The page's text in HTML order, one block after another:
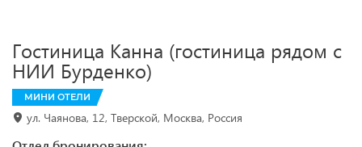
Гостиница Канна (гостиница рядом с
НИИ Бурденко)
МИНИ ОТЕЛИ
ул. Чаянова, 12, Тверской, Москва, Россия